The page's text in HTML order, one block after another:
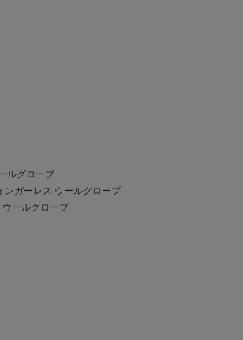
ルグローブ
ンガーレス ウールグローブ
ウールグローブ